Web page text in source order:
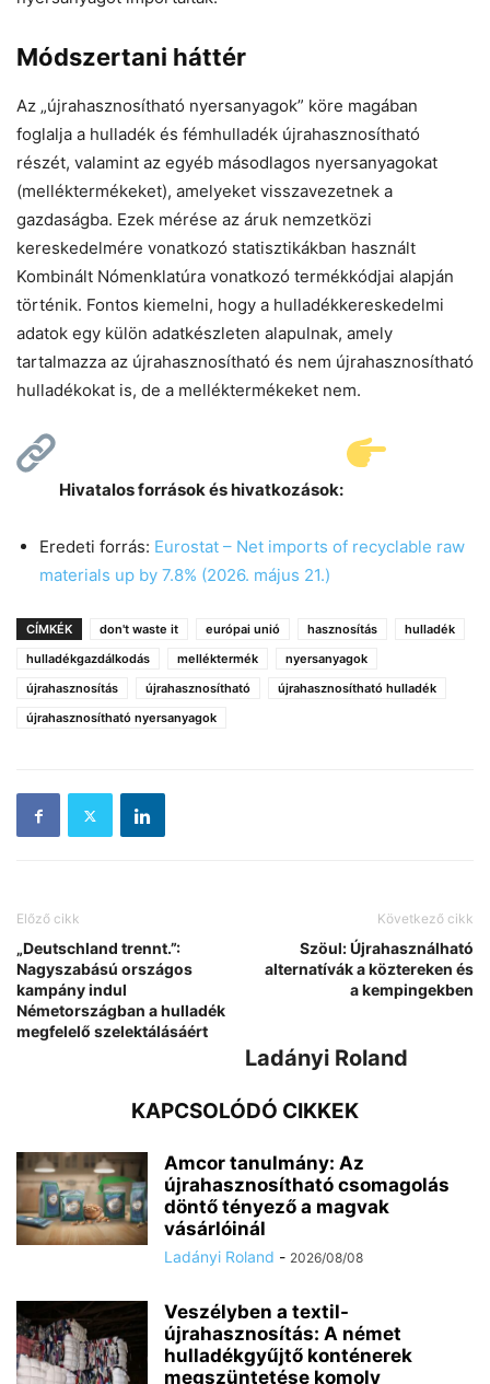
Módszertani háttér
Az „újrahasznosítható nyersanyagok” köre magában
foglalja a hulladék és fémhulladék újrahasznosítható
részét, valamint az egyéb másodlagos nyersanyagokat
(melléktermékeket), amelyeket visszavezetnek a
gazdaságba. Ezek mérése az áruk nemzetközi
kereskedelmére vonatkozó statisztikákban használt
Kombinált Nómenklatúra vonatkozó termékkódjai alapján
történik. Fontos kiemelni, hogy a hulladékkereskedelmi
adatok egy külön adatkészleten alapulnak, amely
tartalmazza az újrahasznosítható és nem újrahasznosítható
hulladékokat is, de a melléktermékeket nem.
Hivatalos források és hivatkozások:
Eredeti forrás: Eurostat – Net imports of recyclable raw
materials up by 7.8% (2026. május 21.)
CÍMKÉK don't waste it európai unió hasznosítás
hulladék
hulladékgazdálkodás
melléktermék
nyersanyagok
újrahasznosítás
újrahasznosítható
újrahasznosítható hulladék
újrahasznosítható nyersanyagok
Előző cikk
„Deutschland trennt.”:
Nagyszabású országos
kampány indul
Németországban a hulladék
megfelelő szelektálásáért
Következő cikk
Szöul: Újrahasználható
alternatívák a köztereken és
a kempingekben
Ladányi Roland
KAPCSOLÓDÓ CIKKEK
Amcor tanulmány: Az
újrahasznosítható csomagolás
döntő tényező a magvak
vásárlóinál
Ladányi Roland - 2026/08/08
Veszélyben a textil-
újrahasznosítás: A német
hulladékgyűjtő konténerek
megszüntetése komoly